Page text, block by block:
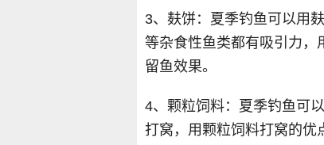
3、麸饼：夏季钓鱼可以用
等杂食性鱼类都有吸引力，
留鱼效果。
4、颗粒饲料：夏季钓鱼可
打窝，用颗粒饲料打窝的优